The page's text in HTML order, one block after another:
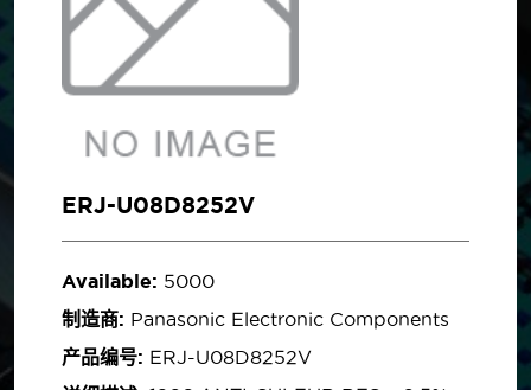
ERJ-U08D8252V
Available: 5000
制造商: Panasonic Electronic Components
产品编号: ERJ-U08D8252V